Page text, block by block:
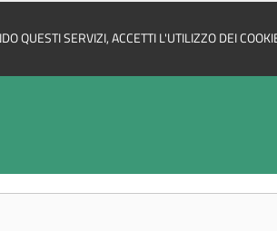
QUESTI SERVIZI, ACCETTI L'UTILIZZO DEI